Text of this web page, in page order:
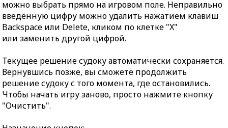
можно выбрать прямо на игровом поле. Неправильно
введённую цифру можно удалить нажатием клавиш
Backspace или Delete, кликом по клетке "X"
или заменить другой цифрой.
Текущее решение судоку автоматически сохраняется.
Вернувшись позже, вы сможете продолжить
решение судоку с того момента, где остановились.
Чтобы начать игру заново, просто нажмите кнопку
"Очистить".